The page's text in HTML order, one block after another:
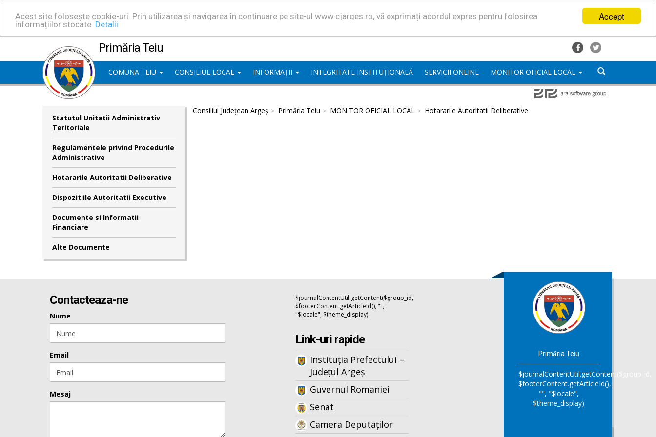
Accept
Acest site folosește cookie-uri. Prin utilizarea și navigarea în continuare pe site-ul www.cjarges.ro, vă exprimați acordul expres pentru folosirea
informațiilor stocate. Detalii
Primăria Teiu
COMUNA TEIU CONSILIUL LOCAL INFORMAȚII INTEGRITATE INSTITUȚIONALĂ SERVICII ONLINE MONITOR OFICIAL LOCAL
Statutul Unitatii Administrativ
Teritoriale
Regulamentele privind Procedurile
Administrative
Hotararile Autoritatii Deliberative
Dispozitiile Autoritatii Executive
Documente si Informatii
Financiare
Alte Documente
Consiliul Județean Argeș Primăria Teiu MONITOR OFICIAL LOCAL Hotararile Autoritatii Deliberative
Contacteaza-ne
Nume
Email
Mesaj
$journalContentUtil.getContent($group_id,
$footerContent.getArticleId(), "",
"$locale", $theme_display)
Link-uri rapide
Instituția Prefectului –
Județul Argeș
Guvernul Romaniei
Senat
Camera Deputaților
Primăria Teiu
$journalContentUtil.getContent($group_id,
$footerContent.getArticleId(),
"", "$locale",
$theme_display)